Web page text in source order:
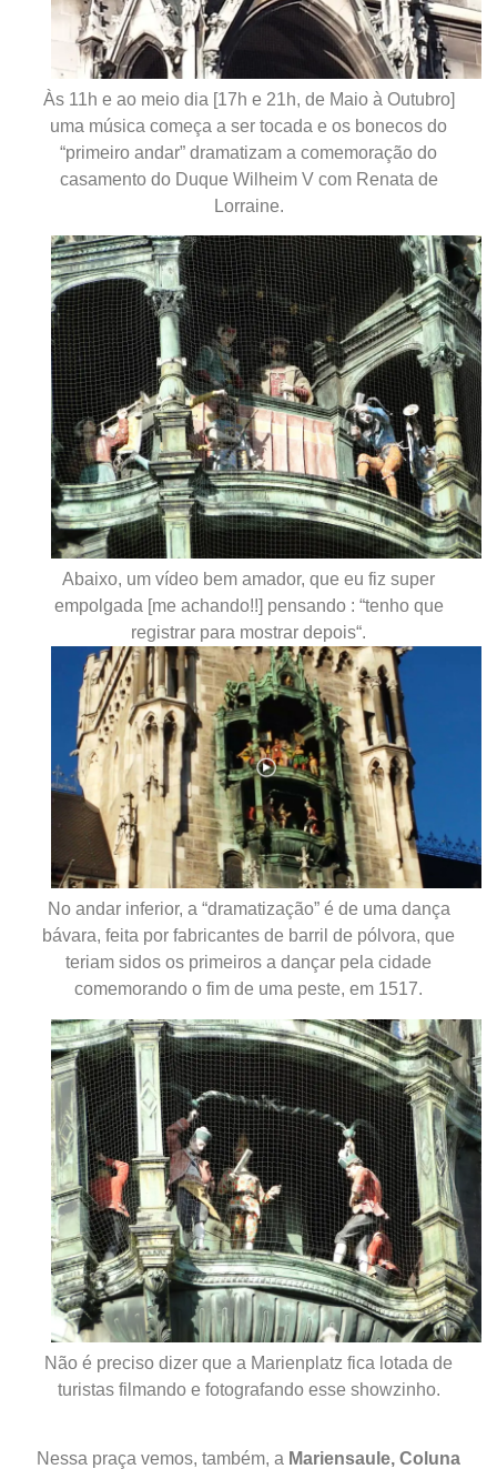
Às 11h e ao meio dia [17h e 21h, de Maio à Outubro]
uma música começa a ser tocada e os bonecos do
“primeiro andar” dramatizam a comemoração do
casamento do Duque Wilheim V com Renata de
Lorraine.
Abaixo, um vídeo bem amador, que eu fiz super
empolgada [me achando!!] pensando : “tenho que
registrar para mostrar depois“.
No andar inferior, a “dramatização” é de uma dança
bávara, feita por fabricantes de barril de pólvora, que
teriam sidos os primeiros a dançar pela cidade
comemorando o fim de uma peste, em 1517.
Não é preciso dizer que a Marienplatz fica lotada de
turistas filmando e fotografando esse showzinho.
Nessa praça vemos, também, a Mariensaule, Coluna